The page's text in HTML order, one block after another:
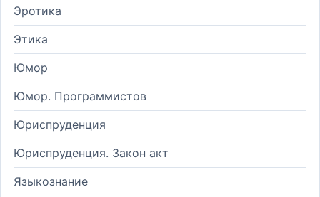
Эротика
Этика
Юмор
Юмор. Программистов
Юриспруденция
Юриспруденция. Закон акт
Языкознание